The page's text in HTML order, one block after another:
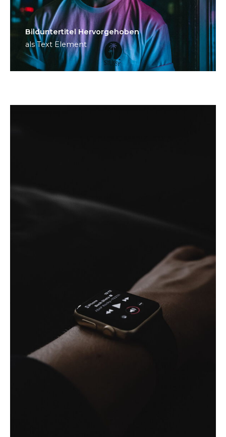
Bild­unter­titel Hervorgehoben
als Text Element